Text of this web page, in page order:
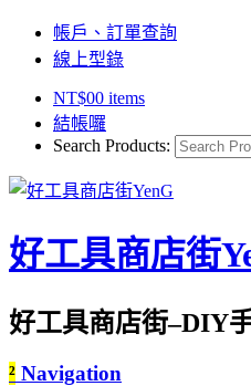
帳戶、訂單查詢
線上型錄
NT$00 items
結帳囉
Search Products:
好工具商店街
好工具商店街–DIY
² Navigation